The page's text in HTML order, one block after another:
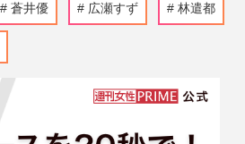
蒼井優 広瀬すず 林遣都